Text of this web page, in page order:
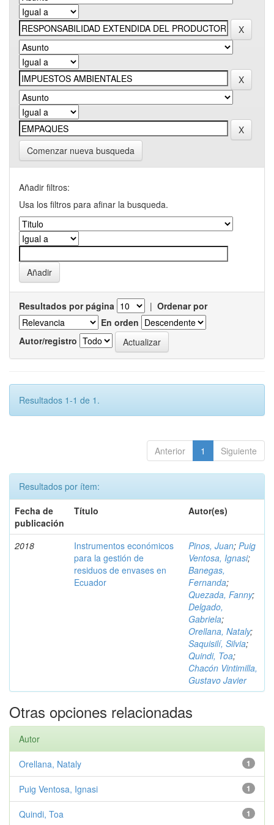
Comenzar nueva busqueda
Añadir filtros:
Usa los filtros para afinar la busqueda.
Resultados por página | Ordenar por
En orden
Autor/registro
Resultados 1-1 de 1.
Anterior 1 Siguiente
Resultados por ítem:
Fecha de
publicación
Título Autor(es)
2018
Instrumentos económicos
para la gestión de
residuos de envases en
Ecuador
Pinos, Juan; Puig
Ventosa, Ignasi;
Banegas,
Fernanda;
Quezada, Fanny;
Delgado,
Gabriela;
Orellana, Nataly;
Saquisilí, Silvia;
Quindi, Toa;
Chacón Vintimilla,
Gustavo Javier
Otras opciones relacionadas
Autor
1
Orellana, Nataly
1
Puig Ventosa, Ignasi
1
Quindi, Toa